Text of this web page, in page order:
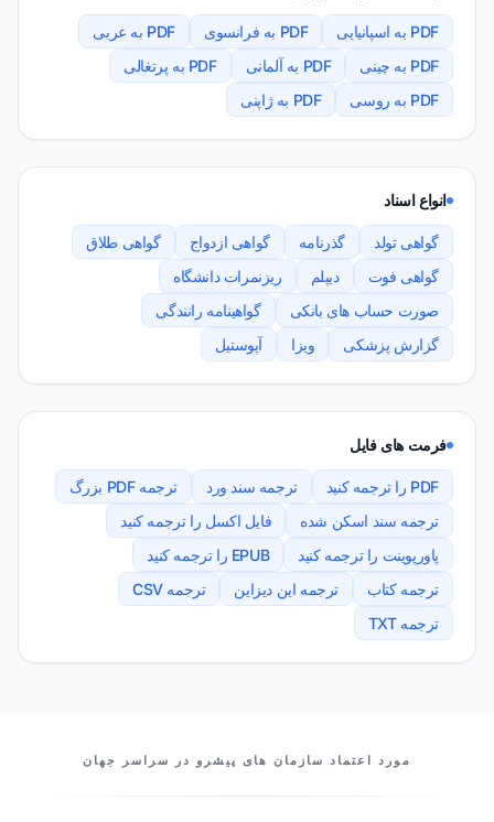
PDF به اسپانیایی PDF به فرانسوی
PDF به عربی
PDF به چینی
PDF به آلمانی
PDF به پرتغالی
PDF به روسی
PDF به ژاپنی
انواع اسناد
گواهی تولد گذرنامه گواهی ازدواج
گواهی طلاق
گواهی فوت
دیپلم
ریزنمرات دانشگاه
صورت حساب های بانکی
گواهینامه رانندگی
گزارش پزشکی
ویزا آپوستیل
فرمت های فایل
PDF را ترجمه کنید ترجمه سند ورد
ترجمه PDF بزرگ
ترجمه سند اسکن شده
فایل اکسل را ترجمه کنید
پاورپوینت را ترجمه کنید
EPUB را ترجمه کنید
ترجمه کتاب
ترجمه این دیزاین
ترجمه CSV
ترجمه TXT
مورد اعتماد سازمان های پیشرو در سراسر جهان